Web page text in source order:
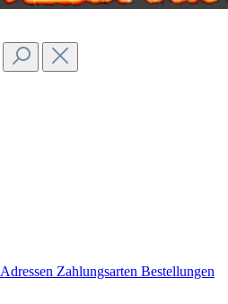
Adressen Zahlungsarten Bestellungen